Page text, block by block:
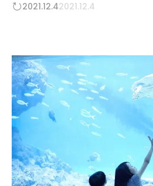
2021.12.42021.12.4